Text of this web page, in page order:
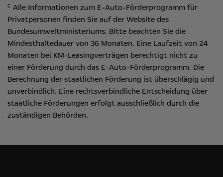
c Alle Informationen zum E-Auto-Förderprogramm für
Privatpersonen finden Sie auf der Website des
Bundesumweltministeriums. Bitte beachten Sie die
Mindesthaltedauer von 36 Monaten. Eine Laufzeit von 24
Monaten bei KM-Leasingverträgen berechtigt nicht zu
einer Förderung durch das E-Auto-Förderprogramm. Die
Berechnung der staatlichen Förderung ist überschlägig und
unverbindlich. Eine rechtsverbindliche Entscheidung über
staatliche Förderungen erfolgt ausschließlich durch die
zuständigen Behörden.